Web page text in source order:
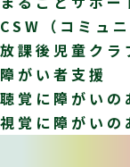
CSW（コミュ
放課後児童クラ
障がい者支援
聴覚に障がいの
視覚に障がいの